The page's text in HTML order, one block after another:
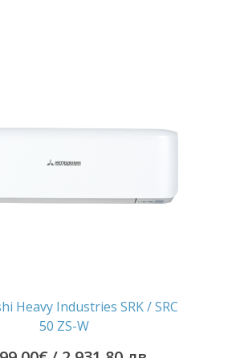
Heavy Industries SRK / SRC
50 ZS-W